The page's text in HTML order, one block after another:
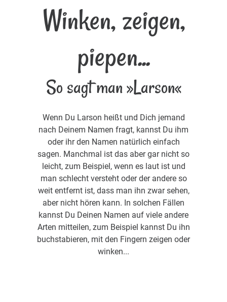
Winken, zeigen,
piepen...
So sagt man »Larson«
Wenn Du Larson heißt und Dich jemand
nach Deinem Namen fragt, kannst Du ihm
oder ihr den Namen natürlich einfach
sagen. Manchmal ist das aber gar nicht so
leicht, zum Beispiel, wenn es laut ist und
man schlecht versteht oder der andere so
weit entfernt ist, dass man ihn zwar sehen,
aber nicht hören kann. In solchen Fällen
kannst Du Deinen Namen auf viele andere
Arten mitteilen, zum Beispiel kannst Du ihn
buchstabieren, mit den Fingern zeigen oder
winken...